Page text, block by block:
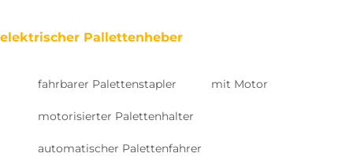
elektrischer Pallettenheber
fahrbarer Palettenstapler mit Motor
motorisierter Palettenhalter
automatischer Palettenfahrer